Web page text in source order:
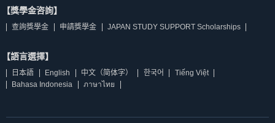
【獎學金咨詢】
查詢獎學金 申請獎學金 JAPAN STUDY SUPPORT Scholarships
【語言選擇】
日本語 English 中文（简体字） 한국어
Tiếng Việt
Bahasa Indonesia
ภาษาไทย